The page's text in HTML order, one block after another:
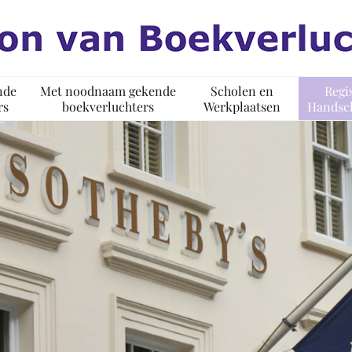
Met noodnaam gekende
boekverluchters
Scholen en
Werkplaatsen